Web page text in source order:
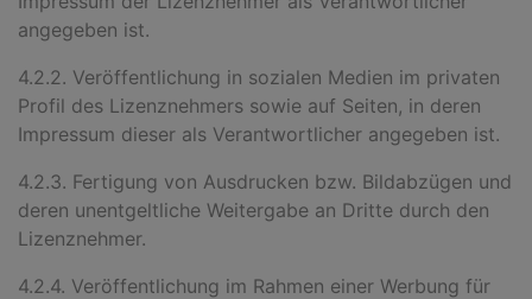
angegeben ist.
4.2.2. Veröffentlichung in sozialen Medien im privaten
Profil des Lizenznehmers sowie auf Seiten, in deren
Impressum dieser als Verantwortlicher angegeben ist.
4.2.3. Fertigung von Ausdrucken bzw. Bildabzügen und
deren unentgeltliche Weitergabe an Dritte durch den
Lizenznehmer.
4.2.4. Veröffentlichung im Rahmen einer Werbung für